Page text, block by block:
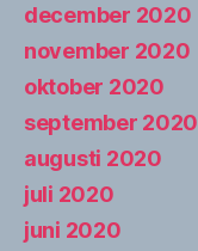
december 2020
november 2020
oktober 2020
september 2020
augusti 2020
juli 2020
juni 2020